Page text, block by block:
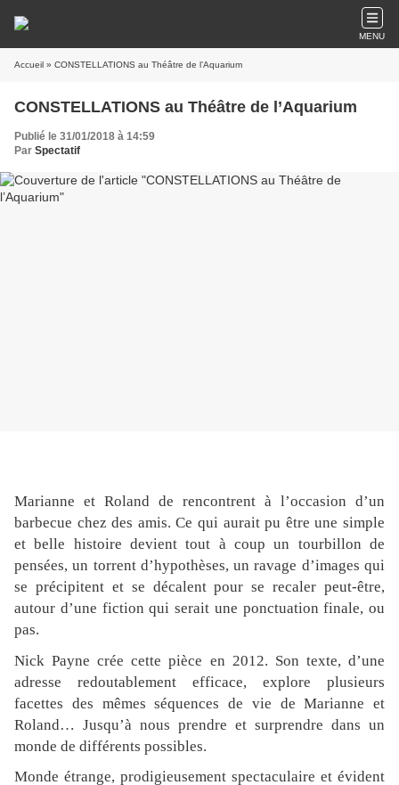
MENU
Accueil » CONSTELLATIONS au Théâtre de l’Aquarium
CONSTELLATIONS au Théâtre de l’Aquarium
Publié le 31/01/2018 à 14:59
Par Spectatif
Marianne et Roland de rencontrent à l’occasion d’un
barbecue chez des amis. Ce qui aurait pu être une simple
et belle histoire devient tout à coup un tourbillon de
pensées, un torrent d’hypothèses, un ravage d’images qui
se précipitent et se décalent pour se recaler peut-être,
autour d’une fiction qui serait une ponctuation finale, ou
pas.
Nick Payne crée cette pièce en 2012. Son texte, d’une
adresse redoutablement efficace, explore plusieurs
facettes des mêmes séquences de vie de Marianne et
Roland… Jusqu’à nous prendre et surprendre dans un
monde de différents possibles.
Monde étrange, prodigieusement spectaculaire et évident